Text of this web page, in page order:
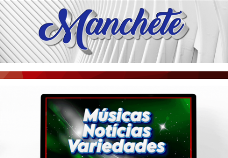
AS NOTÍCIAS DO DIA
ACONTECEU...VIROU MANCHETE!
BLOGS & COLUNAS
AGÊNCIA DE NOTÍCIAS
CNN BRASIL
PORTAL CEARÁ